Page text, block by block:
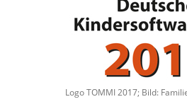
Logo TOMMI 2017; Bild: